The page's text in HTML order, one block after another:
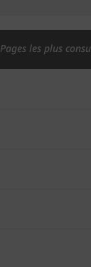
Pages les plus